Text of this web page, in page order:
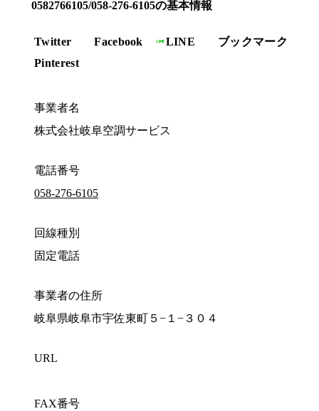
0582766105/058-276-6105の基本情報
Twitter Facebook LINE
ブックマーク
Pinterest
事業者名
株式会社岐阜空調サービス
電話番号
058-276-6105
回線種別
固定電話
事業者の住所
岐阜県岐阜市宇佐東町５−１−３０４
URL
FAX番号